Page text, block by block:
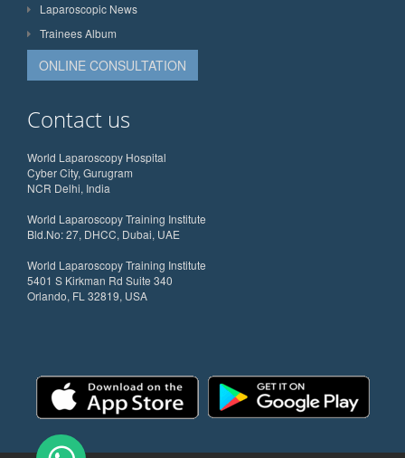
Laparoscopic News
Trainees Album
ONLINE CONSULTATION
Contact us
World Laparoscopy Hospital
Cyber City, Gurugram
NCR Delhi, India
World Laparoscopy Training Institute
Bld.No: 27, DHCC, Dubai, UAE
World Laparoscopy Training Institute
5401 S Kirkman Rd Suite 340
Orlando, FL 32819, USA